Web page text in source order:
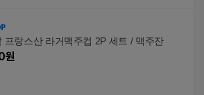
프랑스산 라거맥주컵 2P 세트 / 맥주잔
원